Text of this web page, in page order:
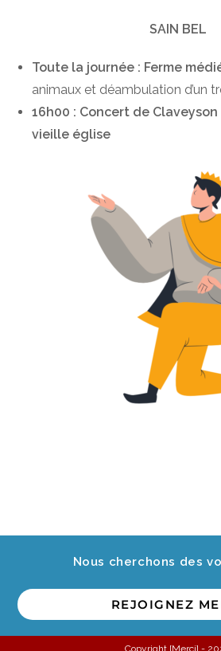
SAIN BEL
Toute la journée : Ferme
animaux et déambulation d’un
16h00 : Concert de
vieille église
Nous cherchons des
REJOIGNEZ
Copyright [Merci] -